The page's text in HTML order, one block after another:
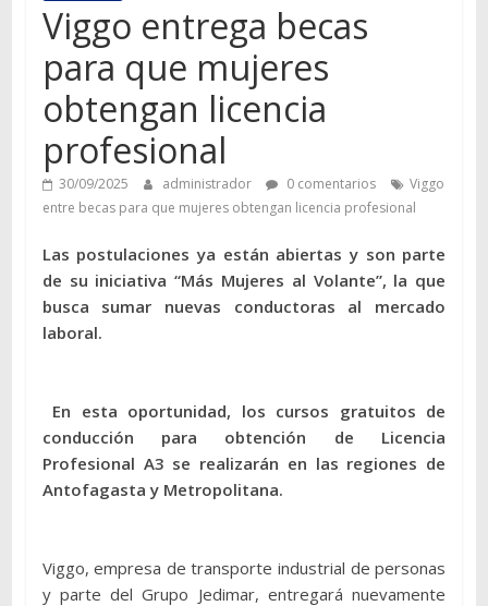
Viggo entrega becas
para que mujeres
obtengan licencia
profesional
30/09/2025 administrador 0 comentarios
Viggo
entre becas para que mujeres obtengan licencia profesional
Las postulaciones ya están abiertas y son parte
de su iniciativa “Más Mujeres al Volante”, la que
busca sumar nuevas conductoras al mercado
laboral.
En esta oportunidad, los cursos gratuitos de
conducción para obtención de Licencia
Profesional A3 se realizarán en las regiones de
Antofagasta y Metropolitana.
Viggo, empresa de transporte industrial de personas
y parte del Grupo Jedimar, entregará nuevamente